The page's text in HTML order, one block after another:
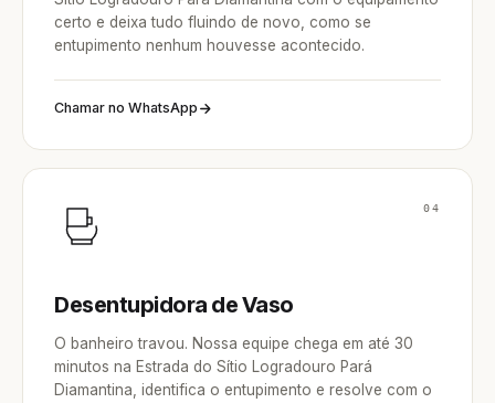
certo e deixa tudo fluindo de novo, como se
entupimento nenhum houvesse acontecido.
Chamar no WhatsApp
04
Desentupidora de Vaso
O banheiro travou. Nossa equipe chega em até 30
minutos na Estrada do Sítio Logradouro Pará
Diamantina, identifica o entupimento e resolve com o